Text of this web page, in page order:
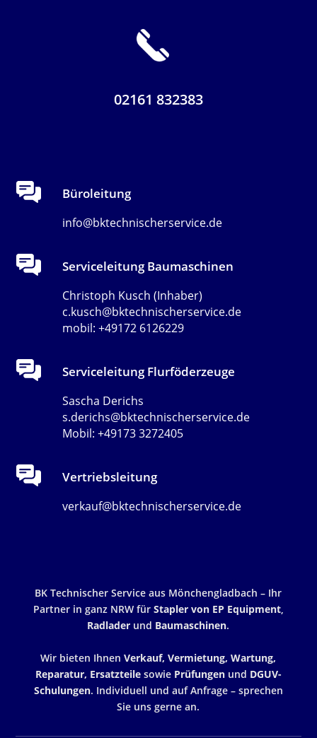
02161 832383
Büroleitung
info@bktechnischerservice.de
Serviceleitung Baumaschinen
Christoph Kusch (Inhaber)
c.kusch@bktechnischerservice.de
mobil: +49172 6126229
Serviceleitung Flurföderzeuge
Sascha Derichs
s.derichs@bktechnischerservice.de
Mobil: +49173 3272405
Vertriebsleitung
verkauf@bktechnischerservice.de
BK Technischer Service aus Mönchengladbach – Ihr
Partner in ganz NRW für Stapler von EP Equipment,
Radlader und Baumaschinen.
Wir bieten IhnenVerkauf, Vermietung, Wartung,
Reparatur, Ersatzteilesowie Prüfungenund DGUV-
Schulungen. Individuell und auf Anfrage – sprechen
Sie uns gerne an.